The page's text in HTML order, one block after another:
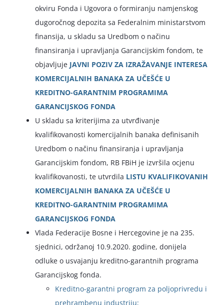
okviru Fonda i Ugovora o formiranju namjenskog
dugoročnog depozita sa Federalnim ministarstvom
finansija, u skladu sa Uredbom o načinu
finansiranja i upravljanja Garancijskim fondom, te
objavljuje JAVNI POZIV ZA IZRAŽAVANJE INTERESA
KOMERCIJALNIH BANAKA ZA UČEŠĆE U
KREDITNO-GARANTNIM PROGRAMIMA
GARANCIJSKOG FONDA
U skladu sa kriterijima za utvrđivanje
kvalifikovanosti komercijalnih banaka definisanih
Uredbom o načinu finansiranja i upravljanja
Garancijskim fondom, RB FBiH je izvršila ocjenu
kvalifikovanosti, te utvrdila LISTU KVALIFIKOVANIH
KOMERCIJALNIH BANAKA ZA UČEŠĆE U
KREDITNO-GARANTNIM PROGRAMIMA
GARANCIJSKOG FONDA
Vlada Federacije Bosne i Hercegovine je na 235.
sjednici, održanoj 10.9.2020. godine, donijela
odluke o usvajanju kreditno-garantnih programa
Garancijskog fonda.
Kreditno-garantni program za poljoprivredu i
prehrambenu industriju;